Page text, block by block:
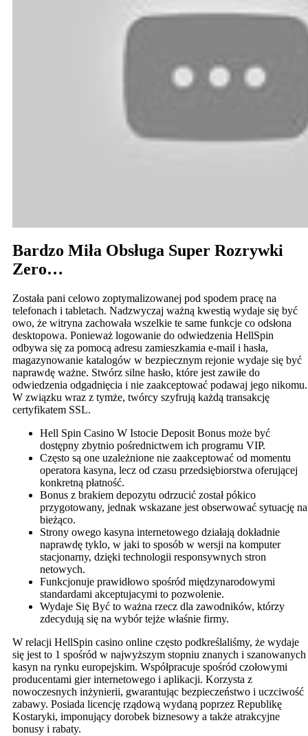
Bardzo Miła Obsługa Super Rozrywki
Zero…
Została pani celowo zoptymalizowanej pod spodem pracę na
telefonach i tabletach. Nadzwyczaj ważną kwestią wydaje się być
owo, że witryna zachowała wszelkie te same funkcje co odsłona
desktopowa. Ponieważ logowanie do odwiedzenia HellSpin
odbywa się za pomocą adresu zamieszkamia e-mail i hasła,
magazynowanie katalogów w bezpiecznym rejonie wydaje się być
naprawdę ważne. Stwórz silne hasło, które jest zawiłe do
odwiedzenia odgadnięcia i nie zaakceptować podawaj jego nikomu.
W związku wraz z tymże, twórcy szyfrują każdą transakcję
certyfikatem SSL.
Hell Spin Casino W Istocie Deposit Bonus może być
dostępny zbytnio pośrednictwem ich programu VIP.
Często są one uzależnione nie zaakceptować od momentu
operatora kasyna, lecz od czasu przedsiębiorstwa oferującej
konkretną płatność.
Bonus z brakiem depozytu odrzucić został pókico
przygotowany, jednak wskazane jest obserwować sytuację na
bieżąco.
Strony owego kasyna internetowego działają dokładnie
naprawdę tyklo, w jaki to sposób w wersji na komputer
stacjonarny, dzięki technologii responsywnych stron
netowych.
Funkcjonuje prawidłowo spośród międzynarodowymi
standardami akceptujacymi to pozwolenie.
Wydaje Się Być to ważna rzecz dla zawodników, którzy
zdecydują się na wybór tejże właśnie firmy.
W relacji HellSpin casino online często podkreślaliśmy, że wydaje
się jest to 1 spośród w najwyższym stopniu znanych i szanowanych
kasyn na rynku europejskim. Współpracuje spośród czołowymi
producentami gier internetowego i aplikacji. Korzysta z
nowoczesnych inżynierii, gwarantując bezpieczeństwo i uczciwość
zabawy. Posiada licencję rządową wydaną poprzez Republikę
Kostaryki, imponujący dorobek biznesowy a także atrakcyjne
bonusy i rabaty.